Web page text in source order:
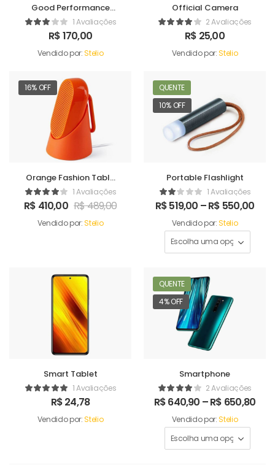
Good Performance
Humidifer1 Avaliações
R$170,00
Vendido por:Stelio
Official Camera
2 Avaliações
R$ 25,00
Vendido por:Stelio
16% OFF
Orange Fashion Table
Sound Maker
1 Avaliações
R$ 410,00 R$489,00
Vendido por:Stelio
QUENTE
10% OFF
Portable Flashlight
1 Avaliações
R$519,00 –R$ 550,00
Vendido por:Stelio
Smart Tablet
1 Avaliações
R$24,78
Vendido por:Stelio
QUENTE
4% OFF
Smartphone
2 Avaliações
R$640,90 –R$ 650,80
Vendido por:Stelio